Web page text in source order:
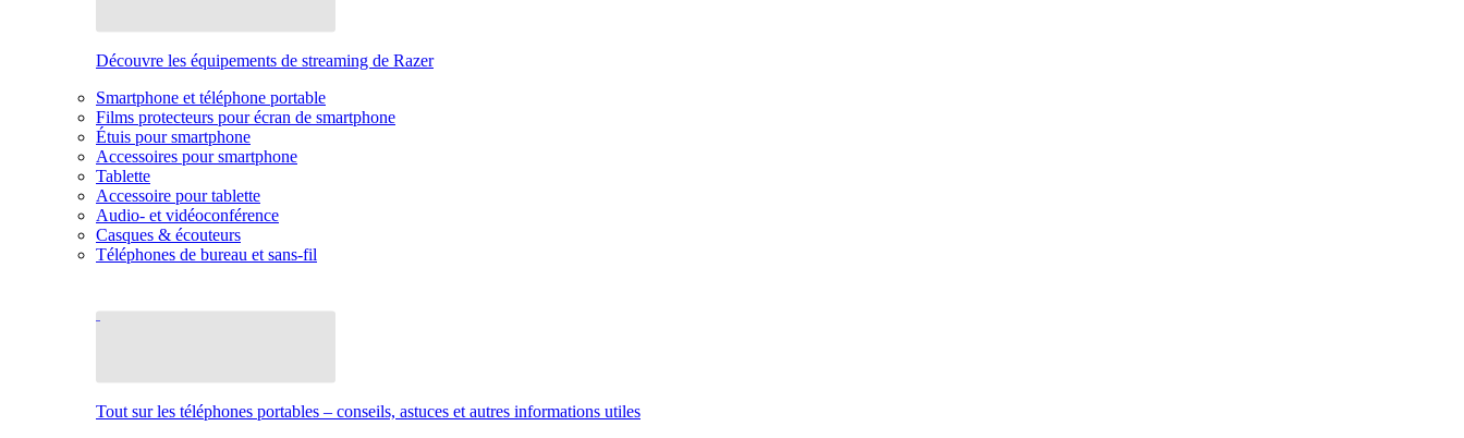
Découvre les équipements de streaming de Razer
Smartphone et téléphone portable
Films protecteurs pour écran de smartphone
Étuis pour smartphone
Accessoires pour smartphone
Tablette
Accessoire pour tablette
Audio- et vidéoconférence
Casques & écouteurs
Téléphones de bureau et sans-fil
Tout sur les téléphones portables – conseils, astuces et autres informations utiles